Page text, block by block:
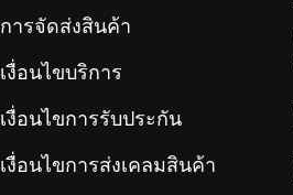
การจัดส่งสินค้า
เงื่อนไขบริการ
เงื่อนไขการรับประกัน
เงื่อนไขการส่งเคลมสินค้า